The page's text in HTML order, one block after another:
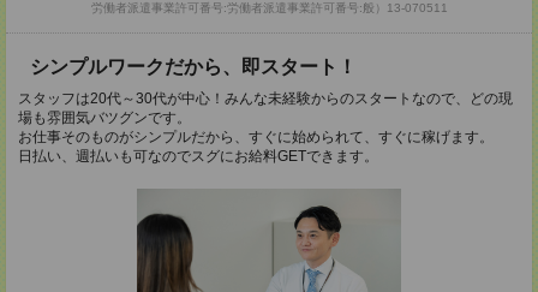
労働者派遣事業許可番号:労働者派遣事業許可番号:般）13-070511
シンプルワークだから、即スタート！
スタッフは20代～30代が中心！みんな未経験からのスタートなので、どの現
場も雰囲気バツグンです。
お仕事そのものがシンプルだから、すぐに始められて、すぐに稼げます。
日払い、週払いも可なのでスグにお給料GETできます。